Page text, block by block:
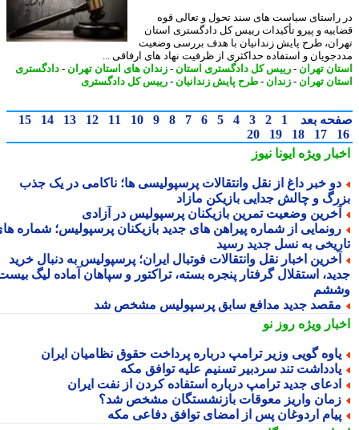
سیاست های سند تحول و تعالی قوه
و پیرو تأکیدات رییس کل دادگستری استان
طرح پایش زندانیان با هدف بررسی وضعیت
و استفاده حداکثری از ظرفیت نهاد های ارفاقی ...
تهران- رییس کل دادگستری استان-زندان های استان تهران-
دادگستری
تهران- زندان - طرح پایش زندانیان -رییس کل دادگستری
بعد 1
2
3
4
5
6
7
8
9
10
11
12
13
14
15
17
18
19
20
ویژهایونا نیوز
خبر داغ از نقل وانتقالات پرسپولیسی ها؛ ناکامی در یک جذب
و چالش جدایی بازیکن مازاد
وضعیت تمرین بازیکنان پرسپولیس در آزادی
از شماره پیراهن های جدید بازیکنان پرسپولیس؛ شماره های
به نسل جدید رسید
اخبار نقل وانتقالات فوتبال ایران؛ پرسپولیس به دنبال خرید
استقلال گرفتار پنجره بسته، تراکتور و سپاهان آماده لیگ بیست
جدید مدافع سابق پرسپولیس مشخص شد
ویژهروز نو
گویی وزیر ترامپ درباره پرداخت حقوق نظامیان ایران
تند سردبیر تسنیم علیه توافق مکه
جدید ترامپ درباره استفاده کردن از نفت ایران
واریز معوقات بازنشستگان مشخص شد؟
اردوغان پس از امضای توافق دفاعی مکه